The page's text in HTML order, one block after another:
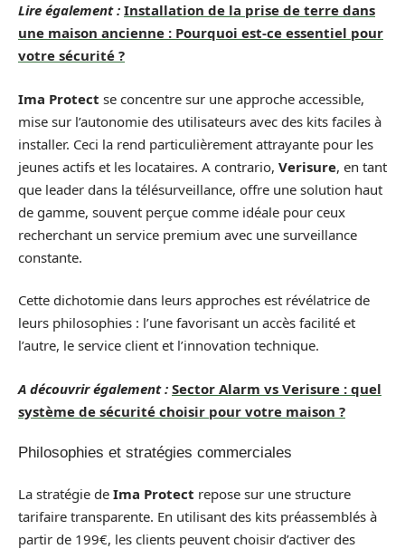
Lire également : Installation de la prise de terre dans
une maison ancienne : Pourquoi est-ce essentiel pour
votre sécurité ?
Ima Protect se concentre sur une approche accessible,
mise sur l’autonomie des utilisateurs avec des kits faciles à
installer. Ceci la rend particulièrement attrayante pour les
jeunes actifs et les locataires. A contrario, Verisure, en tant
que leader dans la télésurveillance, offre une solution haut
de gamme, souvent perçue comme idéale pour ceux
recherchant un service premium avec une surveillance
constante.
Cette dichotomie dans leurs approches est révélatrice de
leurs philosophies : l’une favorisant un accès facilité et
l’autre, le service client et l’innovation technique.
A découvrir également : Sector Alarm vs Verisure : quel
système de sécurité choisir pour votre maison ?
Philosophies et stratégies commerciales
La stratégie de Ima Protect repose sur une structure
tarifaire transparente. En utilisant des kits préassemblés à
partir de 199€, les clients peuvent choisir d’activer des